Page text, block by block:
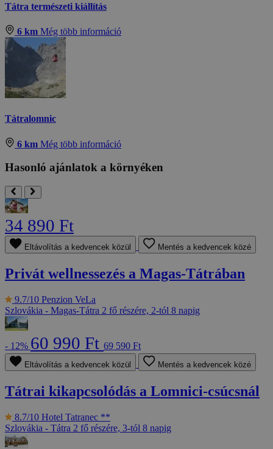
Tátra természeti kiállítás
6 km Még több információ
Tátralomnic
6 km Még több információ
Hasonló ajánlatok a környéken
34 890 Ft
Eltávolítás a kedvencek közül Mentés a kedvencek közé
Privát wellnessezés a Magas-Tátrában
9.7/10 Penzion VeLa
Szlovákia - Magas-Tátra 2 fő részére, 2-tól 8 napig
- 12% 60 990 Ft 69 590 Ft
Eltávolítás a kedvencek közül Mentés a kedvencek közé
Tátrai kikapcsolódás a Lomnici-csúcsnál
8.7/10 Hotel Tatranec **
Szlovákia - Tátra 2 fő részére, 3-tól 8 napig